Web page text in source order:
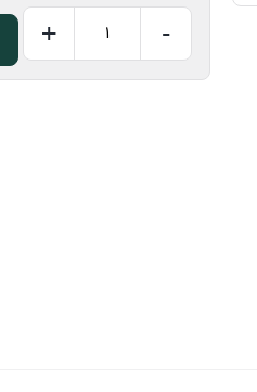
کابینت
-
+